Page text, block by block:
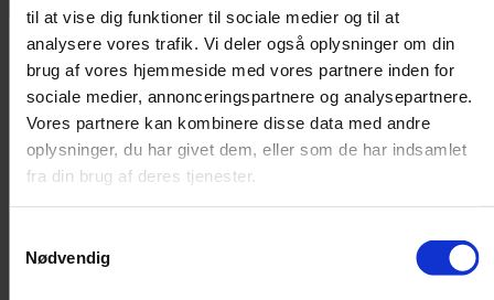
til at vise dig funktioner til sociale medier og til at
analysere vores trafik. Vi deler også oplysninger om din
brug af vores hjemmeside med vores partnere inden for
sociale medier, annonceringspartnere og analysepartnere.
Vores partnere kan kombinere disse data med andre
oplysninger, du har givet dem, eller som de har indsamlet
fra din brug af deres tjenester.
Nødvendig